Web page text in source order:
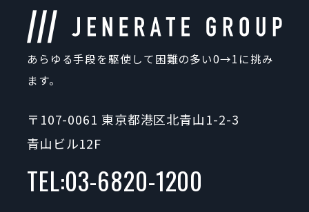
あらゆる手段を駆使して困難の多い0→1に挑み
ます。
〒107-0061 東京都港区北青山1-2-3
青山ビル12F
TEL:03-6820-1200